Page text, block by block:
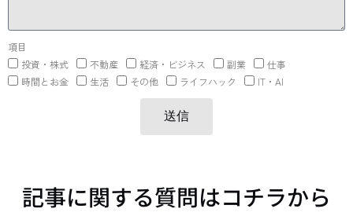
項目
投資・株式
不動産 経済・ビジネス 副業
仕事
時間とお金
生活 その他 ライフハック IT・AI
送信
記事に関する質問はコチラから